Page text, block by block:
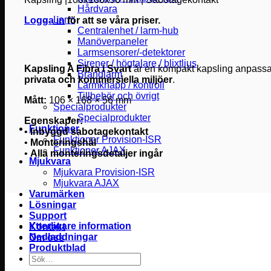
Hårdvara
Larm
Centralenhet / larm-hub
Manöverpaneler
Larmsensorer/-detektorer
Sirener / högtalare / blixtljus
Brandlarm
Larmknapp / kontroll
Tillbehör och övrigt
Specialprodukter
Specialprodukter
Funktioner
Funktioner Provision-ISR
Funktioner AJAX
Mjukvara
Mjukvara Provision-ISR
Mjukvara AJAX
Varumärken
Lösningar
Support
Kontakt
Om oss
Sök
efter:
Logga inför att se våra priser.
Kapsling A Fibra i Svartär en kompakt kapsling
privata och kommersiella miljöer.
Mått: 106 × 168 × 56 mm
Egenskaper:
•Inbyggd sabotagekontakt
• Monteringshål
• Alla monteringsdetaljer ingår
Ytterligare information
Nedladdningar
Produktblad